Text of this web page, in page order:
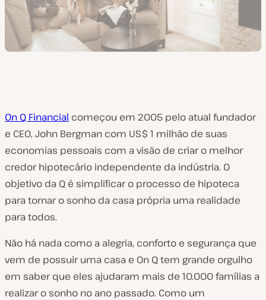
On Q Financial começou em 2005 pelo atual fundador
e CEO, John Bergman com US$ 1 milhão de suas
economias pessoais com a visão de criar o melhor
credor hipotecário independente da indústria. O
objetivo da Q é simplificar o processo de hipoteca
para tornar o sonho da casa própria uma realidade
para todos.
Não há nada como a alegria, conforto e segurança que
vem de possuir uma casa e On Q tem grande orgulho
em saber que eles ajudaram mais de 10.000 famílias a
realizar o sonho no ano passado. Como um